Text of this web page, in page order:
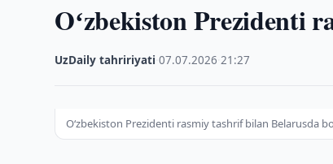
Oʻzbekiston Prezidenti
UzDaily tahririyati ·07.07.2026 ·21:27
Oʻzbekiston Prezidenti rasmiy tashrif bilan Belarusda